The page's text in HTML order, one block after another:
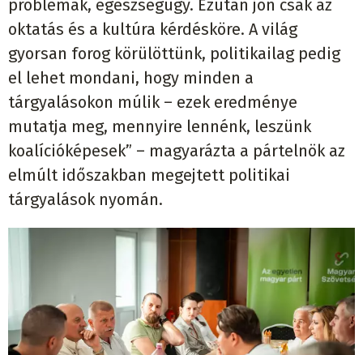
problémák, egészségügy. Ezután jön csak az
oktatás és a kultúra kérdésköre. A világ
gyorsan forog körülöttünk, politikailag pedig
el lehet mondani, hogy minden a
tárgyalásokon múlik – ezek eredménye
mutatja meg, mennyire lennénk, leszünk
koalícióképesek” – magyarázta a pártelnök az
elmúlt időszakban megejtett politikai
tárgyalások nyomán.